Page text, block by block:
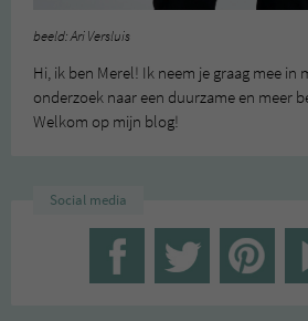
beeld: Ari Versluis
Hi, ik ben Merel! Ik neem je graag mee in
onderzoek naar een duurzame en meer
Welkom op mijn blog!
Social media